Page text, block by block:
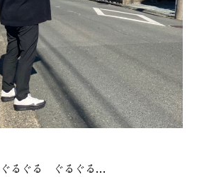
るぐる ぐるぐる…